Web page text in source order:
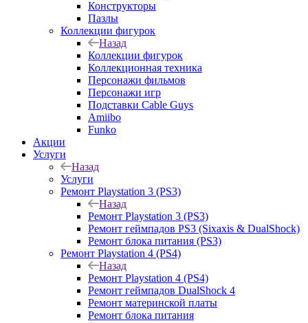
Конструкторы
Пазлы
Коллекции фигурок
Назад
Коллекции фигурок
Коллекционная техника
Персонажи фильмов
Персонажи игр
Подставки Cable Guys
Amiibo
Funko
Акции
Услуги
Назад
Услуги
Ремонт Playstation 3 (PS3)
Назад
Ремонт Playstation 3 (PS3)
Ремонт геймпадов PS3 (Sixaxis & DualShock)
Ремонт блока питания (PS3)
Ремонт Playstation 4 (PS4)
Назад
Ремонт Playstation 4 (PS4)
Ремонт геймпадов DualShock 4
Ремонт материнской платы
Ремонт блока питания